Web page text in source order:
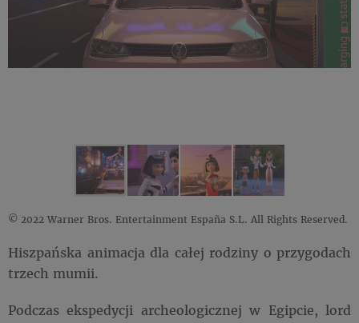
© 2022 Warner Bros. Entertainment España S.L. All Rights Reserved.
Hiszpańska animacja dla całej rodziny o przygodach
trzech mumii.
Podczas ekspedycji archeologicznej w Egipcie, lord